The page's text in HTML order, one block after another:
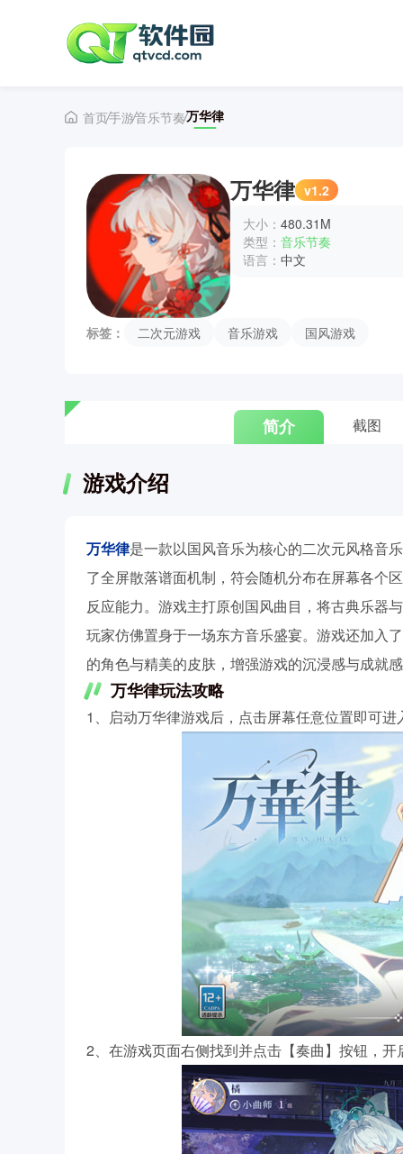
首页手游音乐节奏万华律
万华律 v1.2
大小： 480.31M
类型： 音乐节奏
语言： 中文
标签： 二次元游戏 音乐游戏 国风游戏
简介 截图
游戏介绍
万华律是一款以国风音乐为核心的二次元风格音
了全屏散落谱面机制，符会随机分布在屏幕各个
反应能力。游戏主打原创国风曲目，将古典乐器
玩家仿佛置身于一场东方音乐盛宴。游戏还加入
的角色与精美的皮肤，增强游戏的沉浸感与成就
万华律玩法攻略
1、启动万华律游戏后，点击屏幕任意位置即可进
2、在游戏页面右侧找到并点击【奏曲】按钮，开